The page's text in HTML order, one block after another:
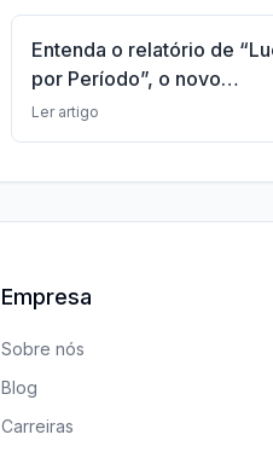
Entenda o relatório de
por Período”, o novo
lançamento da MeEventos!
Ler artigo
Empresa
Sobre nós
Blog
Carreiras